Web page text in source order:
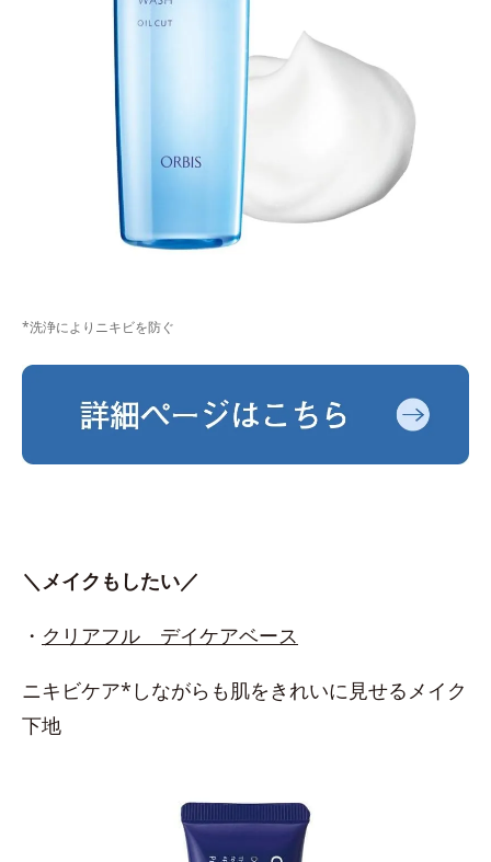
*洗浄によりニキビを防ぐ
＼メイクもしたい／
・ クリアフル デイケアベース
ニキビケア*しながらも肌をきれいに見せるメイク
下地